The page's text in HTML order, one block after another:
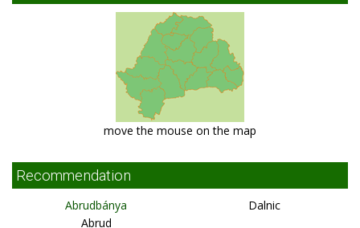
move the mouse on the map
Recommendation
Abrudbánya
Abrud
Dalnic